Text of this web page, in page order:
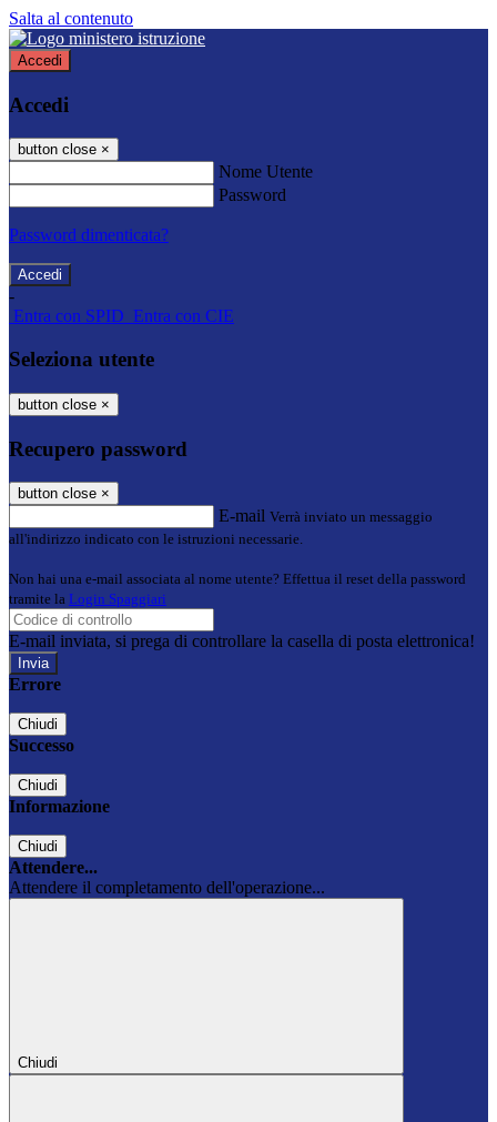
Salta al contenuto
Accedi
Accedi
button close ×
Nome Utente
Password
Password dimenticata?
-
Entra con SPID Entra con CIE
Seleziona utente
button close ×
Recupero password
button close ×
E-mail Verrà inviato un messaggio
all'indirizzo indicato con le istruzioni necessarie.
Non hai una e-mail associata al nome utente? Effettua il reset della password
tramite la Login Spaggiari
E-mail inviata, si prega di controllare la casella di posta elettronica!
Errore
Chiudi
Successo
Chiudi
Informazione
Chiudi
Attendere...
Attendere il completamento dell'operazione...
Chiudi